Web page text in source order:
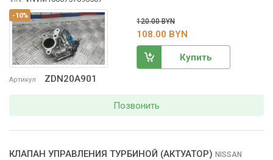
-10%
Артикул ZDN20A901
120.00 BYN
108.00 BYN
Купить
Позвонить
КЛАПАН УПРАВЛЕНИЯ ТУРБИНОЙ (АКТУАТОР) NISSAN